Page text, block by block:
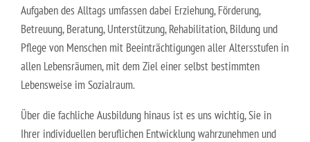
Aufgaben des Alltags umfassen dabei Erziehung, Förderung,
Betreuung, Beratung, Unterstützung, Rehabilitation, Bildung und
Pflege von Menschen mit Beeinträchtigungen aller Altersstufen in
allen Lebensräumen, mit dem Ziel einer selbst bestimmten
Lebensweise im Sozialraum.
Über die fachliche Ausbildung hinaus ist es uns wichtig, Sie in
Ihrer individuellen beruflichen Entwicklung wahrzunehmen und